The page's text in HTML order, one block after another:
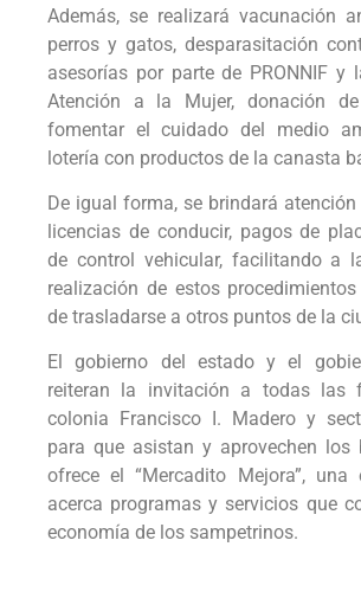
Además, se realizará vacunación
perros y gatos, desparasitación
asesorías por parte de PRONNIF y
Atención a la Mujer, donación
fomentar el cuidado del medio
lotería con productos de la canasta
De igual forma, se brindará
licencias de conducir, pagos de
de control vehicular, facilitando a
realización de estos
de trasladarse a otros puntos de la
El gobierno del estado y el
reiteran la invitación a todas las
colonia Francisco I. Madero y
para que asistan y aprovechen los
ofrece el “Mercadito Mejora”, una
acerca programas y servicios que
economía de los sampetrinos.